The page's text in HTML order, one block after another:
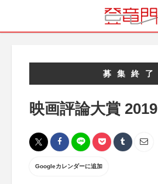
募集終了
映画評論大賞 2019
Googleカレンダーに追加